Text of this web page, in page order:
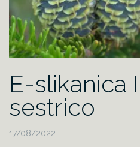
E-slikanica
sestrico
17/08/2022